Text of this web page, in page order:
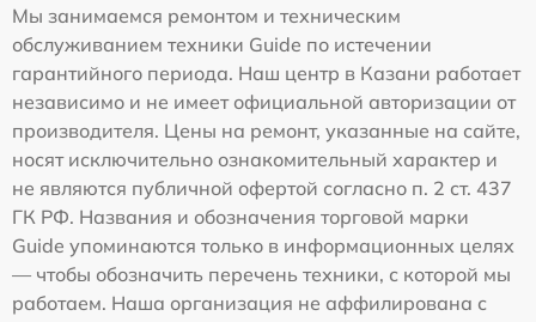
Мы занимаемся ремонтом и техническим
обслуживанием техники Guide по истечении
гарантийного периода. Наш центр в Казани работает
независимо и не имеет официальной авторизации от
производителя. Цены на ремонт, указанные на сайте,
носят исключительно ознакомительный характер и
не являются публичной офертой согласно п. 2 ст. 437
ГК РФ. Названия и обозначения торговой марки
Guide упоминаются только в информационных целях
— чтобы обозначить перечень техники, с которой мы
работаем. Наша организация не аффилирована с